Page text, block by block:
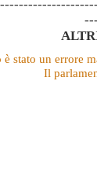
è stato un errore
Il